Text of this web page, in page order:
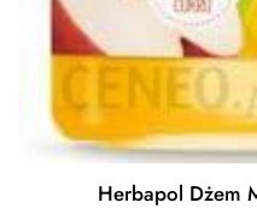
Herbapol Dżem